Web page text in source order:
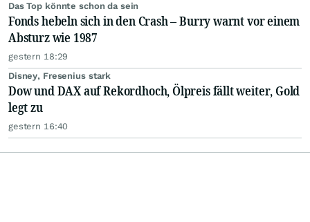
Das Top könnte schon da sein
Fonds hebeln sich in den Crash – Burry warnt vor einem
Absturz wie 1987
gestern 18:29
Disney, Fresenius stark
Dow und DAX auf Rekordhoch, Ölpreis fällt weiter, Gold
legt zu
gestern 16:40